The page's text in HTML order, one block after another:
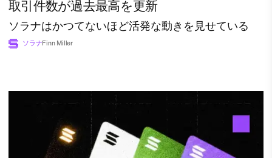
取引件数が過去最高を更新
ソラナはかつてないほど活発な動きを見せている
ソラナFinn Miller